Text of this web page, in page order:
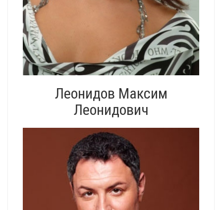
Леонидов Максим
Леонидович